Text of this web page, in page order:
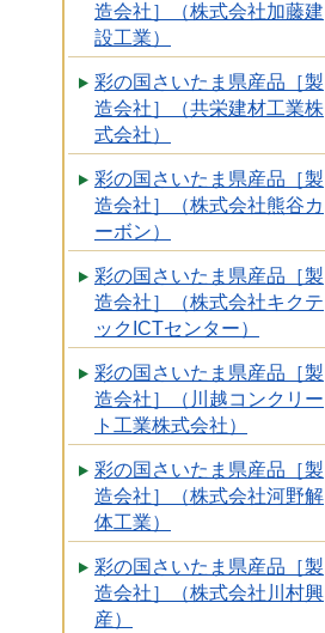
造会社］（株式会社加藤建
設工業）
彩の国さいたま県産品［製
造会社］（共栄建材工業株
式会社）
彩の国さいたま県産品［製
造会社］（株式会社熊谷カ
ーボン）
彩の国さいたま県産品［製
造会社］（株式会社キクテ
ックICTセンター）
彩の国さいたま県産品［製
造会社］（川越コンクリー
ト工業株式会社）
彩の国さいたま県産品［製
造会社］（株式会社河野解
体工業）
彩の国さいたま県産品［製
造会社］（株式会社川村興
産）